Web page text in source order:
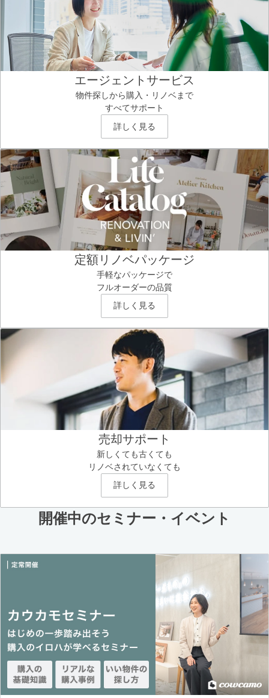
エージェントサービス
物件探しから購入・リノベまで
すべてサポート
詳しく見る
定額リノベパッケージ
手軽なパッケージで
フルオーダーの品質
詳しく見る
売却サポート
新しくても古くても
リノベされていなくても
詳しく見る
開催中のセミナー・イベント